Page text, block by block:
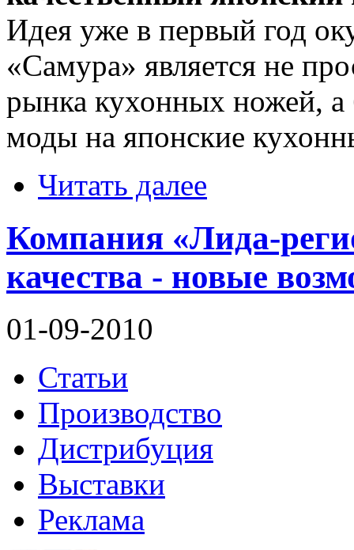
Идея уже в первый год
«Самура» является не
рынка кухонных ножей, а
моды на японские
Читать далее
Компания «Лида-
качества - новые
01-09-2010
Статьи
Производство
Дистрибуция
Выставки
Реклама